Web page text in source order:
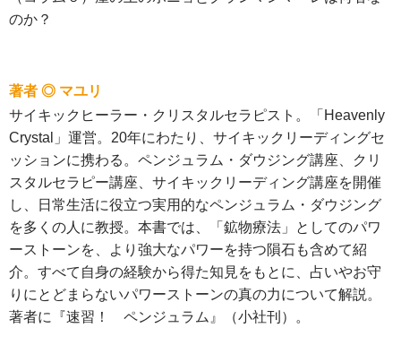
のか？
著者 ◎ マユリ
サイキックヒーラー・クリスタルセラピスト。「Heavenly
Crystal」運営。20年にわたり、サイキックリーディングセ
ッションに携わる。ペンジュラム・ダウジング講座、クリ
スタルセラピー講座、サイキックリーディング講座を開催
し、日常生活に役立つ実用的なペンジュラム・ダウジング
を多くの人に教授。本書では、「鉱物療法」としてのパワ
ーストーンを、より強大なパワーを持つ隕石も含めて紹
介。すべて自身の経験から得た知見をもとに、占いやお守
りにとどまらないパワーストーンの真の力について解説。
著者に『速習！ ペンジュラム』（小社刊）。